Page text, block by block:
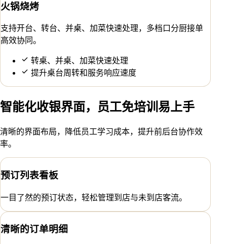
火锅烧烤
支持开台、转台、并桌、加菜快速处理，多档口分厨接单
高效协同。
转桌、并桌、加菜快速处理
提升桌台周转和服务响应速度
智能化收银界面，员工免培训易上手
清晰的界面布局，降低员工学习成本，提升前后台协作效
率。
预订列表看板
一目了然的预订状态，轻松管理到店与未到店客流。
清晰的订单明细